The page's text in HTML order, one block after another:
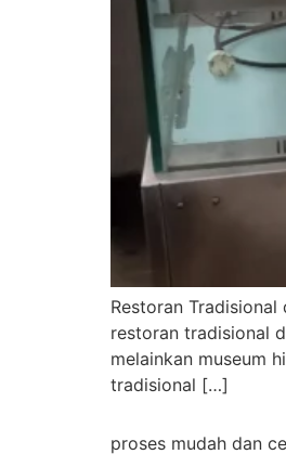
Restoran
restoran tradisional
melainkan museum
tradisional […]
proses mudah dan